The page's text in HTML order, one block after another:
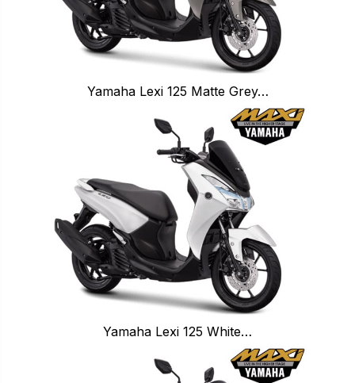
Yamaha Lexi 125 Matte Grey…
Yamaha Lexi 125 White…